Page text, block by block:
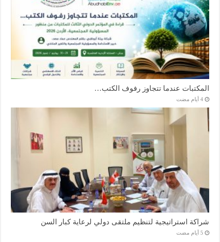
المكتبات عندما تتجاوز رفوف الكتب…
‏4 أيام مضت
شراكة استراتيجية لتنظيم ملتقى دولي لرعاية كبار السن